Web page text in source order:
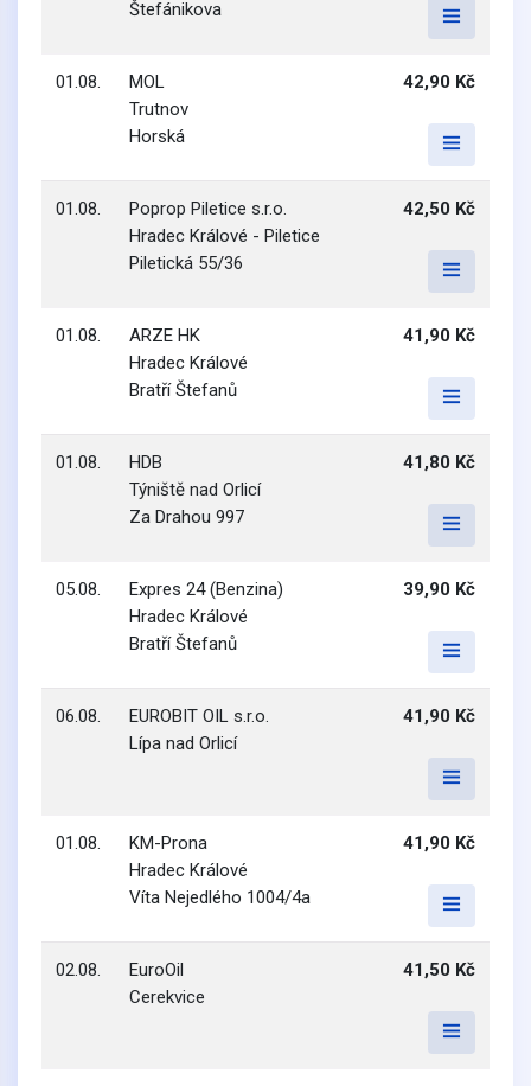
Štefánikova
01.08.
MOL
Trutnov
Horská
42,90 Kč
01.08.
Poprop Piletice s.r.o.
Hradec Králové - Piletice
Piletická 55/36
42,50 Kč
01.08.
ARZE HK
Hradec Králové
Bratří Štefanů
41,90 Kč
01.08.
HDB
Týniště nad Orlicí
Za Drahou 997
41,80 Kč
05.08.
Expres 24 (Benzina)
Hradec Králové
Bratří Štefanů
39,90 Kč
06.08.
EUROBIT OIL s.r.o.
Lípa nad Orlicí
41,90 Kč
01.08.
KM-Prona
Hradec Králové
Víta Nejedlého 1004/4a
41,90 Kč
02.08.
EuroOil
Cerekvice
41,50 Kč